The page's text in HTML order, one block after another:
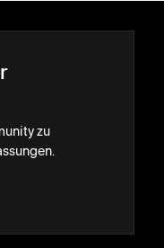
zu